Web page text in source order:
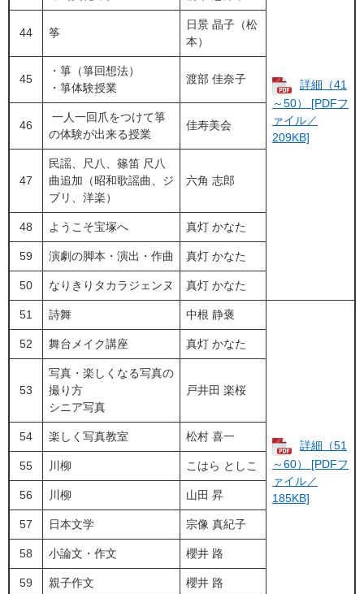
詳細（41
～50） [PDFフ
ァイル／
209KB]
44 筝
日景 晶子（松
本）
45
・箏（箏回想法）
・箏体験授業
渡部 佳奈子
46
一人一回爪をつけて箏
の体験が出来る授業
佳寿美会
47
民謡、尺八、篠笛 尺八
曲追加（昭和歌謡曲、ジ
ブリ、洋楽）
六角 志郎
48 ようこそ宝塚へ 真灯 かなた
59 演劇の脚本・演出・作曲 真灯 かなた
50 なりきりタカラジェンヌ 真灯 かなた
51 詩舞 中根 静褒
詳細（51
～60） [PDFフ
ァイル／
185KB]
52 舞台メイク講座 真灯 かなた
53
写真・楽しくなる写真の
撮り方
​シニア写真
戸井田 楽桜
54 楽しく写真教室 松村 喜一
55 川柳 こはら としこ
56 川柳 山田 昇
57 日本文学 宗像 真紀子
58 小論文・作文 櫻井 路
59 親子作文 櫻井 路